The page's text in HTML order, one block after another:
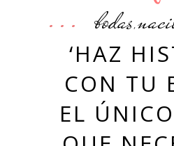
bodas,
‘HAZ
CON TU
EL